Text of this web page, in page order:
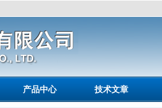
产品中心 技术文章